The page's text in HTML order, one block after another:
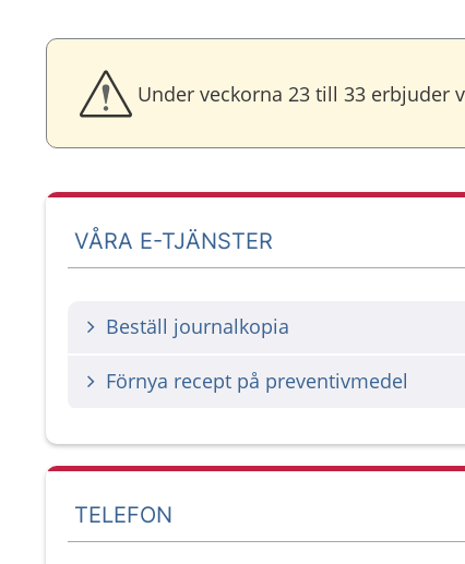
Under veckorna 23 till 33 erbjuder
VÅRA E-TJÄNSTER
Beställ journalkopia
Förnya recept på preventivmedel
TELEFON